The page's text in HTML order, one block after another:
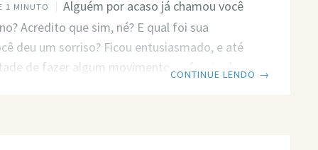
1 MINUTO
Alguém por acaso já chamou você
Acredito que sim, né? E qual foi sua
deu um sorriso? Ficou entusiasmado, e até
de fazer algum movimento na frente da
CONTINUE LENDO →